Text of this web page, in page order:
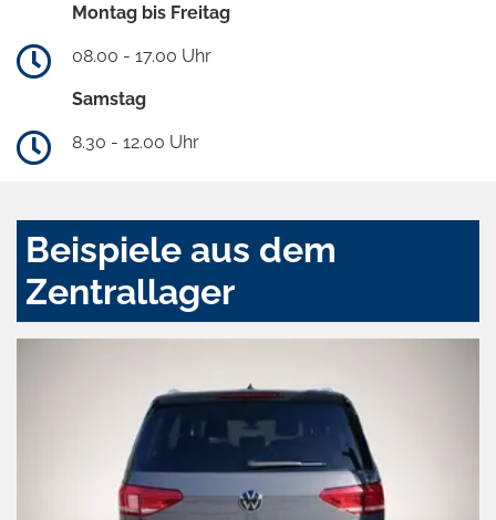
Montag bis Freitag
08.00 - 17.00 Uhr
Samstag
8.30 - 12.00 Uhr
Beispiele aus dem
Zentrallager